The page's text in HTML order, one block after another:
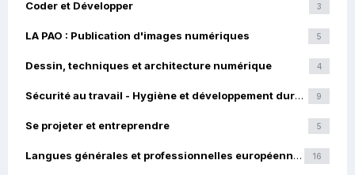
3
Coder et Développer
5
LA PAO : Publication d'images numériques
4
Dessin, techniques et architecture numérique
9
Sécurité au travail - Hygiène et développement durable
5
Se projeter et entreprendre
16
Langues générales et professionnelles européennes